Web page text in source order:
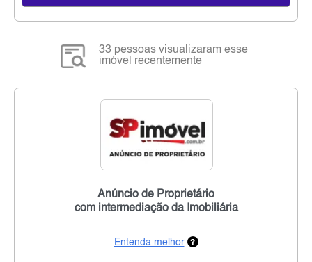
33 pessoas visualizaram esse
imóvel recentemente
Anúncio de Proprietário
com intermediação da Imobiliária
Entenda melhor